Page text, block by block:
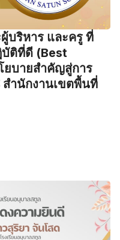
บริหาร และครู ที่
บัติที่ดี (Best
ยบายสำคัญสู่การ
ำนักงานเขตพื้นที่